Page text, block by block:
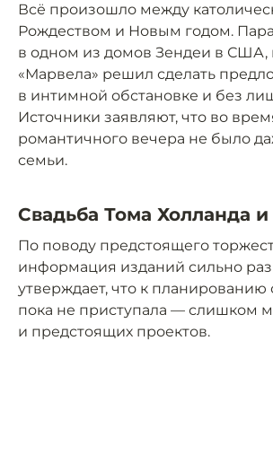
Всё произошло между
Рождеством и Новым годом.
в одном из домов Зендеи в США,
«Марвела» решил сделать
в интимной обстановке и без
Источники заявляют, что во
романтичного вечера не было
семьи.
Свадьба Тома Холланда
По поводу предстоящего
информация изданий сильно
утверждает, что к планированию
пока не приступала — слишком
и предстоящих проектов.